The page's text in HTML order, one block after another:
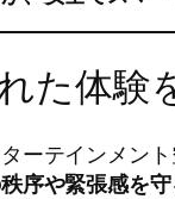
た体験
テインメン
序や緊張感を